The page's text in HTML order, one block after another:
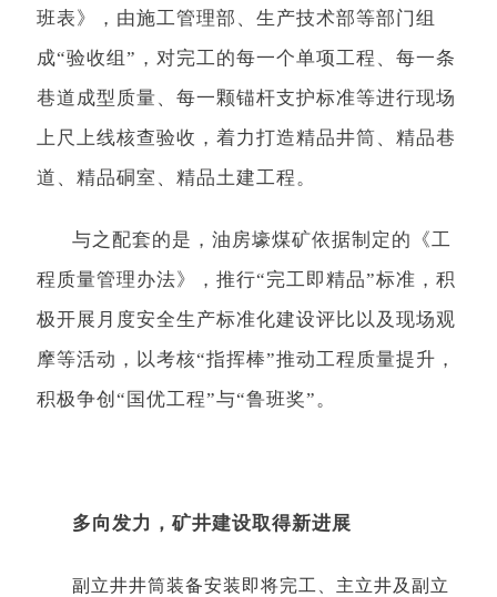
班表》，由施工管理部、生产技术部等部门组
成“验收组”，对完工的每一个单项工程、每一条
巷道成型质量、每一颗锚杆支护标准等进行现场
上尺上线核查验收，着力打造精品井筒、精品巷
道、精品硐室、精品土建工程。
与之配套的是，油房壕煤矿依据制定的《工
程质量管理办法》，推行“完工即精品”标准，积
极开展月度安全生产标准化建设评比以及现场观
摩等活动，以考核“指挥棒”推动工程质量提升，
积极争创“国优工程”与“鲁班奖”。
多向发力， 矿井建设取得新进展
副立井井筒装备安装即将完工、主立井及副立